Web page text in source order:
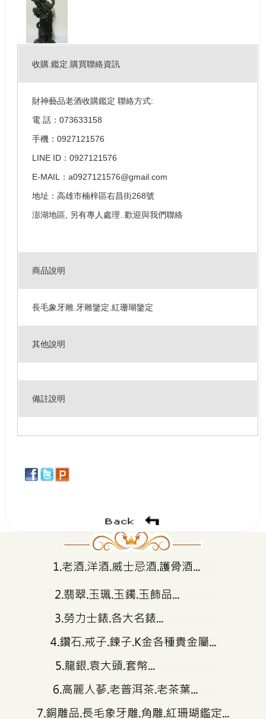
收購.鑑定.購買聯絡資訊
財神藝品老酒收購鑑定 聯絡方式:
電 話：073633158
手機：0927121576
LINE ID：0927121576
E-MAIL：a0927121576@gmail.com
地址：高雄市楠梓區右昌街268號
澎湖地區, 另有專人處理..歡迎與我們聯絡
商品說明
長毛象牙雕.牙雕鑒定.紅珊瑚鑒定
其他說明
備註說明